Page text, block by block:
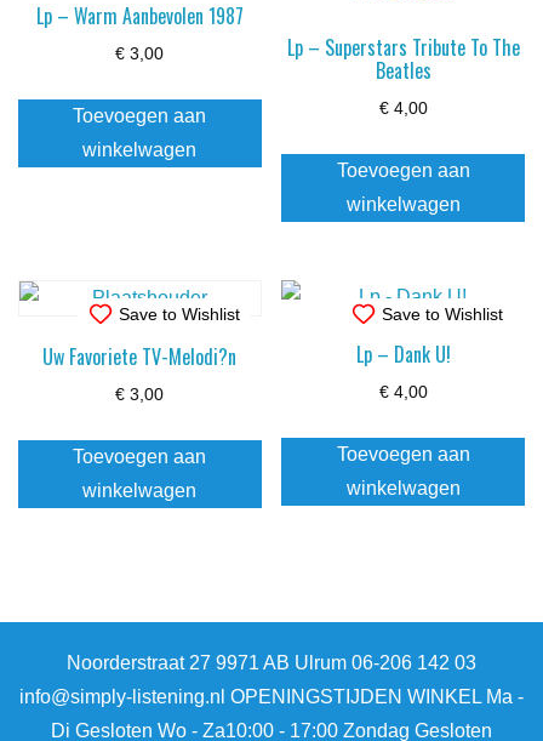
Lp – Warm Aanbevolen 1987
€ 3,00
Toevoegen aan
winkelwagen
Lp – Superstars Tribute To The
Beatles
€4,00
Toevoegen aan
winkelwagen
Save to Wishlist
Uw Favoriete TV-Melodi?n
€ 3,00
Toevoegen aan
winkelwagen
Save to Wishlist
Lp – Dank U!
€4,00
Toevoegen aan
winkelwagen
Noorderstraat 27 9971 AB Ulrum 06-206 142 03
info@simply-listening.nl OPENINGSTIJDEN WINKEL Ma -
Di Gesloten Wo - Za10:00 - 17:00 Zondag Gesloten